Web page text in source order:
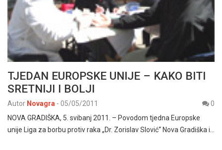
TJEDAN EUROPSKE UNIJE – KAKO BITI
SRETNIJI I BOLJI
Autor Novagra - 05/05/2011
0
NOVA GRADIŠKA, 5. svibanj 2011. – Povodom tjedna Europske
unije Liga za borbu protiv raka „Dr. Zorislav Slović“ Nova Gradiška i…